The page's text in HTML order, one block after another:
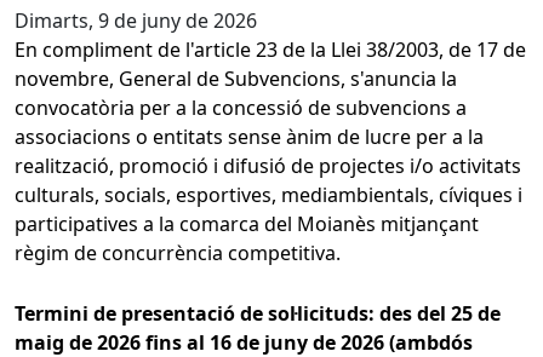
Dimarts, 9 de juny de 2026
En compliment de l'article 23 de la Llei 38/2003, de 17 de
novembre, General de Subvencions, s'anuncia la
convocatòria per a la concessió de subvencions a
associacions o entitats sense ànim de lucre per a la
realització, promoció i difusió de projectes i/o activitats
culturals, socials, esportives, mediambientals, cíviques i
participatives a la comarca del Moianès mitjançant
règim de concurrència competitiva.
Termini de presentació de sol·licituds: des del 25 de
maig de 2026 fins al 16 de juny de 2026 (ambdós